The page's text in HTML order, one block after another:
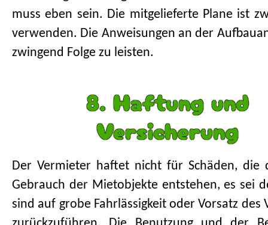
muss eben sein. Die mitgelieferte Plane ist
verwenden. Die Anweisungen an der
zwingend Folge zu leisten.
8. Haftung und
Versicherung
Der Vermieter haftet nicht für Schäden, die
Gebrauch der Mietobjekte entstehen, es sei
sind auf grobe Fahrlässigkeit oder Vorsatz des